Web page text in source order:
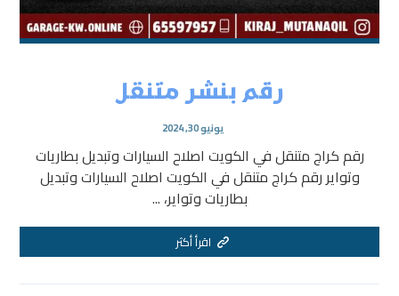
رقم بنشر متنقل
يونيو 30, 2024
رقم كراج متنقل في الكويت اصلاح السيارات وتبديل بطاريات
وتواير رقم كراج متنقل في الكويت اصلاح السيارات وتبديل
بطاريات وتواير، ...
اقرأ أكثر